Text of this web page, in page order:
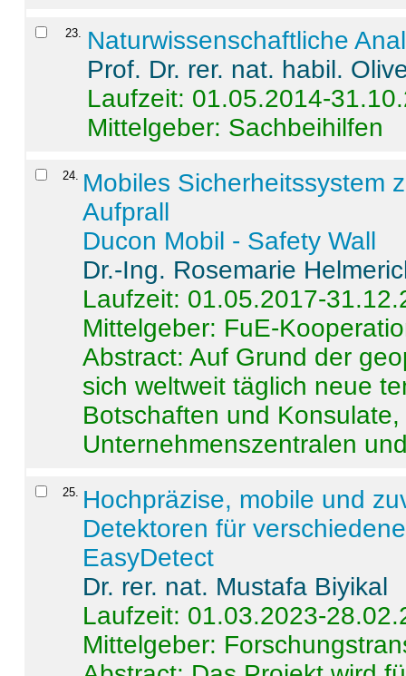
23. Naturwissenschaftliche
Prof. Dr. rer. nat. habil.
Laufzeit: 01.05.2014-
Mittelgeber: Sachbeihilfen
24. Mobiles Sicherheitssystem
Aufprall
Ducon Mobil - Safety Wall
Dr.-Ing. Rosemarie
Laufzeit: 01.05.2017-
Mittelgeber: FuE-
Abstract:Auf Grund der
sich weltweit täglich neue
Botschaften und
Unternehmenszentralen
25. Hochpräzise, mobile und
Detektoren für
EasyDetect
Dr. rer. nat. Mustafa Biyikal
Laufzeit: 01.03.2023-
Mittelgeber: